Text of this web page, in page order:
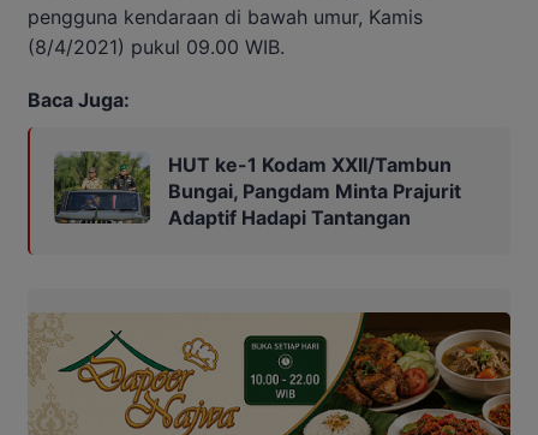
pengguna kendaraan di bawah umur, Kamis
(8/4/2021) pukul 09.00 WIB.
Baca Juga:
HUT ke-1 Kodam XXII/Tambun
Bungai, Pangdam Minta Prajurit
Adaptif Hadapi Tantangan